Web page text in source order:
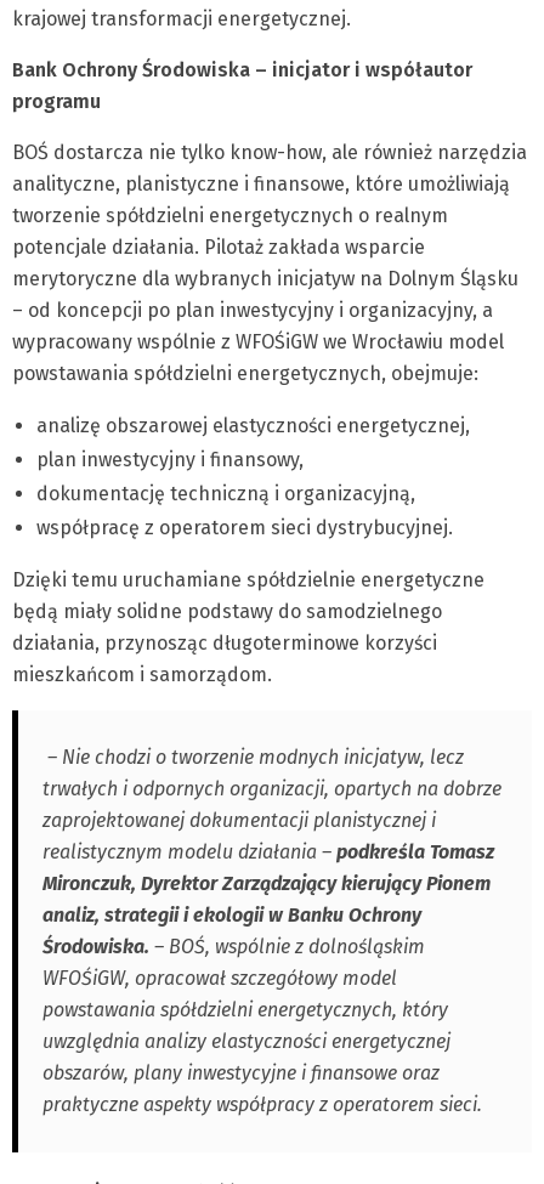
krajowej transformacji energetycznej.
Bank Ochrony Środowiska – inicjator i współautor
programu
BOŚ dostarcza nie tylko know-how, ale również narzędzia
analityczne, planistyczne i finansowe, które umożliwiają
tworzenie spółdzielni energetycznych o realnym
potencjale działania. Pilotaż zakłada wsparcie
merytoryczne dla wybranych inicjatyw na Dolnym Śląsku
– od koncepcji po plan inwestycyjny i organizacyjny, a
wypracowany wspólnie z WFOŚiGW we Wrocławiu model
powstawania spółdzielni energetycznych, obejmuje:
analizę obszarowej elastyczności energetycznej,
plan inwestycyjny i finansowy,
dokumentację techniczną i organizacyjną,
współpracę z operatorem sieci dystrybucyjnej.
Dzięki temu uruchamiane spółdzielnie energetyczne
będą miały solidne podstawy do samodzielnego
działania, przynosząc długoterminowe korzyści
mieszkańcom i samorządom.
– Nie chodzi o tworzenie modnych inicjatyw, lecz
trwałych i odpornych organizacji, opartych na dobrze
zaprojektowanej dokumentacji planistycznej i
realistycznym modelu działania – podkreśla Tomasz
Mironczuk, Dyrektor Zarządzający kierujący Pionem
analiz, strategii i ekologii w Banku Ochrony
Środowiska. – BOŚ, wspólnie z dolnośląskim
WFOŚiGW, opracował szczegółowy model
powstawania spółdzielni energetycznych, który
uwzględnia analizy elastyczności energetycznej
obszarów, plany inwestycyjne i finansowe oraz
praktyczne aspekty współpracy z operatorem sieci.